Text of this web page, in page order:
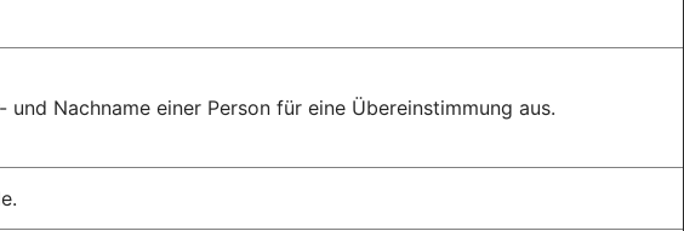
Nachname einer Person für eine Übereinstimmung aus.